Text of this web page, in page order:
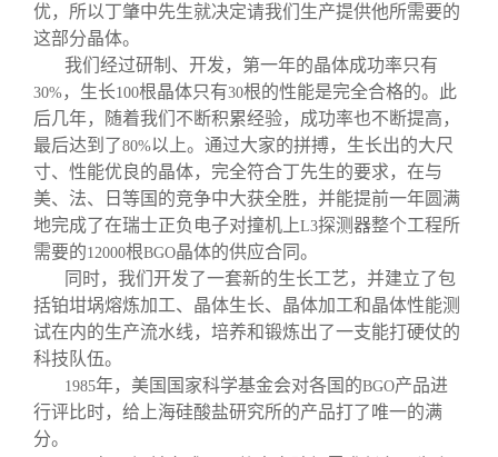
优，所以丁肇中先生就决定请我们生产提供他所需要的
这部分晶体。
我们经过研制、开发，第一年的晶体成功率只有
30% ，生长100根晶体只有30根的性能是完全合格的。此
后几年，随着我们不断积累经验，成功率也不断提高，
最后达到了80%以上。通过大家的拼搏，生长出的大尺
寸、性能优良的晶体，完全符合丁先生的要求，在与
美、法、日等国的竞争中大获全胜，并能提前一年圆满
地完成了在瑞士正负电子对撞机上L3探测器整个工程所
需要的12000根BGO晶体的供应合同。
同时，我们开发了一套新的生长工艺，并建立了包
括铂坩埚熔炼加工、晶体生长、晶体加工和晶体性能测
试在内的生产流水线，培养和锻炼出了一支能打硬仗的
科技队伍。
1985年，美国国家科学基金会对各国的BGO产品进
行评比时，给上海硅酸盐研究所的产品打了唯一的满
分。